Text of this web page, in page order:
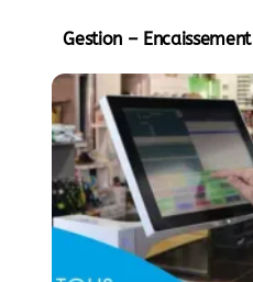
Gestion – Encaissement